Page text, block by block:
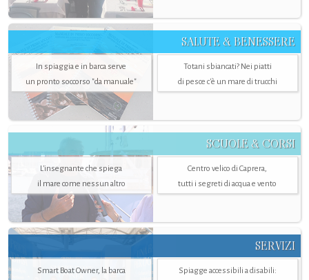
SALUTE & BENESSERE
In spiaggia e in barca serve
un pronto soccorso "da manuale"
Totani sbiancati? Nei piatti
di pesce c'è un mare di trucchi
SCUOLE & CORSI
L'insegnante che spiega
il mare come nessun altro
Centro velico di Caprera,
tutti i segreti di acqua e vento
SERVIZI
Smart Boat Owner, la barca
Spiagge accessibili a disabili: